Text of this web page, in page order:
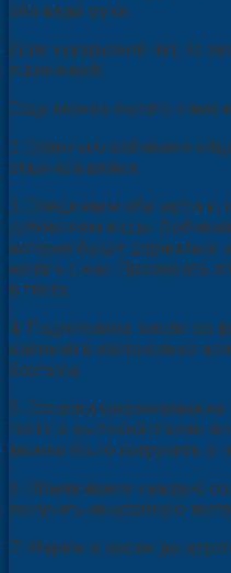
оба вида муки.
Если кукурузной нет, то
пшеничной.
Соду можно полить
2. Отдельно взбиваем
обычной вилки.
3. Соединяем обе части и,
добавляем воды.
которая будет держаться
капать с них. Проверить
в тесто.
4. Подготовить масло во
кипения в кастрюльке
бортами.
5. Сосиски насаживаем
тесто в высокий стакан
можно было погрузить в
6. Обмакиваем каждую
получить аккуратную
7. Жарим в масле до